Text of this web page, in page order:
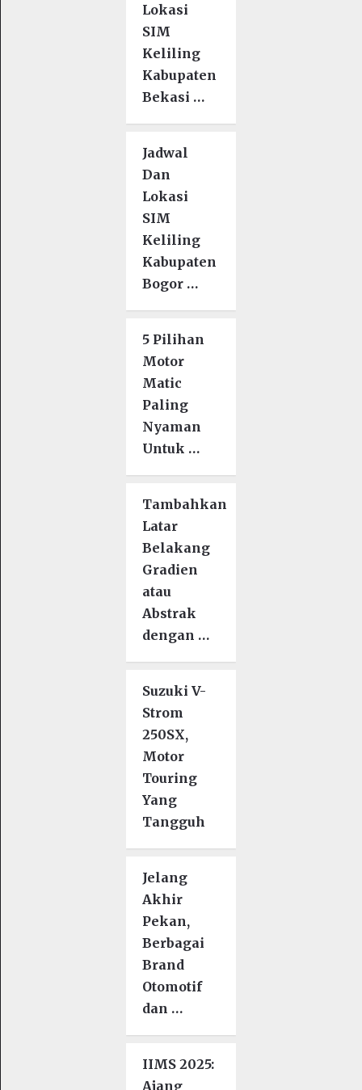
Lokasi
SIM
Keliling
Kabupaten
Bekasi …
Jadwal
Dan
Lokasi
SIM
Keliling
Kabupaten
Bogor …
5 Pilihan
Motor
Matic
Paling
Nyaman
Untuk …
Tambahkan
Latar
Belakang
Gradien
atau
Abstrak
dengan …
Suzuki V-
Strom
250SX,
Motor
Touring
Yang
Tangguh
Jelang
Akhir
Pekan,
Berbagai
Brand
Otomotif
dan …
IIMS 2025:
Ajang